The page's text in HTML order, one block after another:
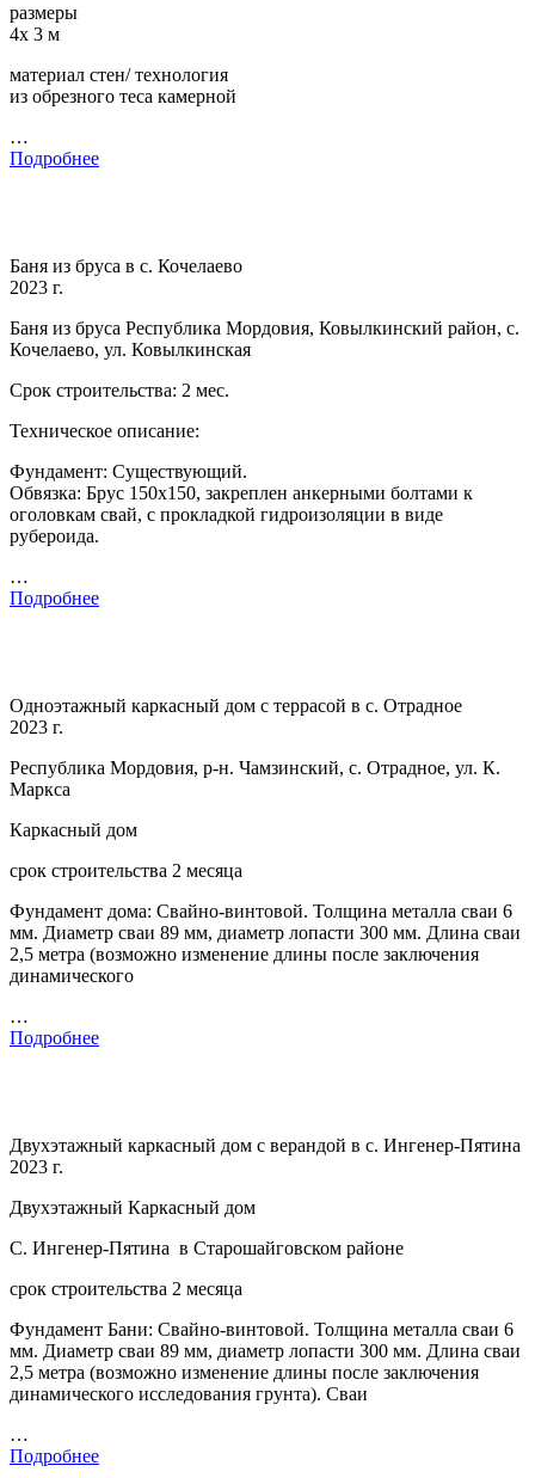
размеры
4х 3 м
материал стен/ технология
из обрезного теса камерной
…
Подробнее
Баня из бруса в с. Кочелаево
2023 г.
Баня из бруса Республика Мордовия, Ковылкинский район, с.
Кочелаево, ул. Ковылкинская
Срок строительства: 2 мес.
Техническое описание:
Фундамент: Существующий.
Обвязка: Брус 150х150, закреплен анкерными болтами к
оголовкам свай, с прокладкой гидроизоляции в виде
рубероида.
…
Подробнее
Одноэтажный каркасный дом с террасой в с. Отрадное
2023 г.
Республика Мордовия, р-н. Чамзинский, с. Отрадное, ул. К.
Маркса
Каркасный дом
срок строительства 2 месяца
Фундамент дома: Свайно-винтовой. Толщина металла сваи 6
мм. Диаметр сваи 89 мм, диаметр лопасти 300 мм. Длина сваи
2,5 метра (возможно изменение длины после заключения
динамического
…
Подробнее
Двухэтажный каркасный дом с верандой в с. Ингенер-Пятина
2023 г.
Двухэтажный Каркасный дом
С. Ингенер-Пятина в Старошайговском районе
срок строительства 2 месяца
Фундамент Бани: Свайно-винтовой. Толщина металла сваи 6
мм. Диаметр сваи 89 мм, диаметр лопасти 300 мм. Длина сваи
2,5 метра (возможно изменение длины после заключения
динамического исследования грунта). Сваи
…
Подробнее